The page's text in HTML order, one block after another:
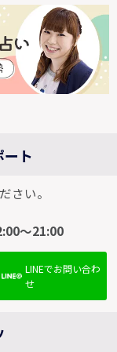
ト
さい。
～21:00
LINEでお問い合わ
せ